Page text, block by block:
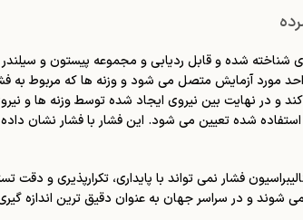
شناخته شده و قابل ردیابی و مجموعه پیستون و
مورد آزمایش متصل می شود و وزنه ها که مربوط
و در نهایت بین نیروی ایجاد شده توسط وزنه ها و
استفاده شده تعیین می شود. این فشار با فشار نشان
فشار نمی تواند با پایداری، تکرارپذیری و
شوند و در سراسر جهان به عنوان دقیق ترین اندازه